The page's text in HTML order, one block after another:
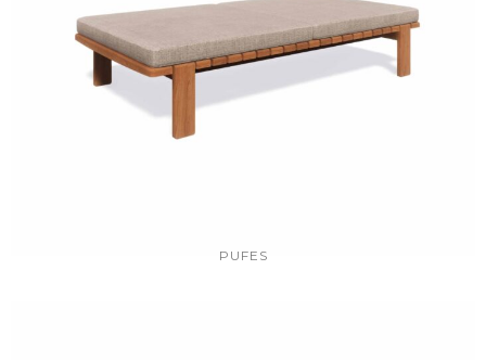
PUFES